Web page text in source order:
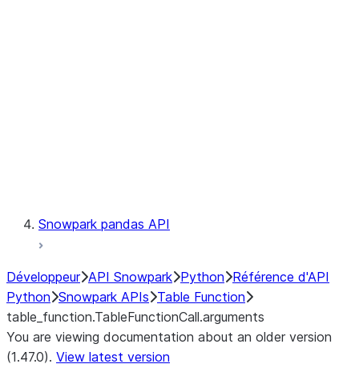
Snowpark pandas API
Développeur API Snowpark Python Référence d'API
Python Snowpark APIs Table Function
table_function.TableFunctionCall.arguments
You are viewing documentation about an older version
(1.47.0). View latest version